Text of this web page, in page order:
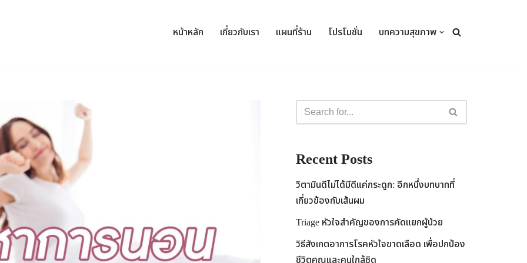
หน้าหลัก เกี่ยวกับเรา แผนที่ร้าน โปรโมชั่น บทความสุขภาพ
Recent Posts
วิตามินดีไม่ได้มีดีแค่กระดูก: อีกหนึ่งบทบาทที่
เกี่ยวข้องกับเส้นผม
Triage หัวใจสำคัญของการคัดแยกผู้ป่วย
วิธีสังเกตอาการโรคหัวใจขาดเลือด เพื่อปกป้อง
ชีวิตคุณและคนใกล้ชิด